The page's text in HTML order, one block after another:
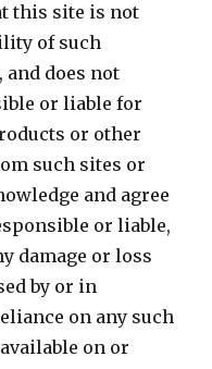
this site is not
of such
does not
or liable for
or other
such sites or
and agree
or liable,
damage or loss
by or in
on any such
on or